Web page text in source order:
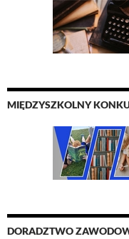
MIĘDZYSZKOLNY
DORADZTWO